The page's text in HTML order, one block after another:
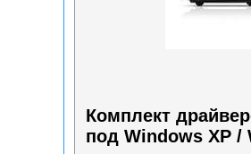
Комплект
под Windows XP /